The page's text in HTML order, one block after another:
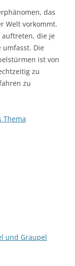
das
Welt vorkommt.
auftreten, die je
umfasst. Die
ist von
zu
zu
Thema
und Graupel